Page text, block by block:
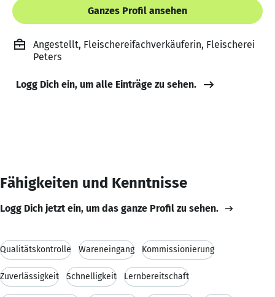
Ganzes Profil ansehen
Angestellt, Fleischereifachverkäuferin, Fleischerei
Peters
Logg Dich ein, um alle Einträge zu sehen.
Fähigkeiten und Kenntnisse
Logg Dich jetzt ein, um das ganze Profil zu sehen.
Qualitätskontrolle Wareneingang Kommissionierung
Zuverlässigkeit Schnelligkeit Lernbereitschaft